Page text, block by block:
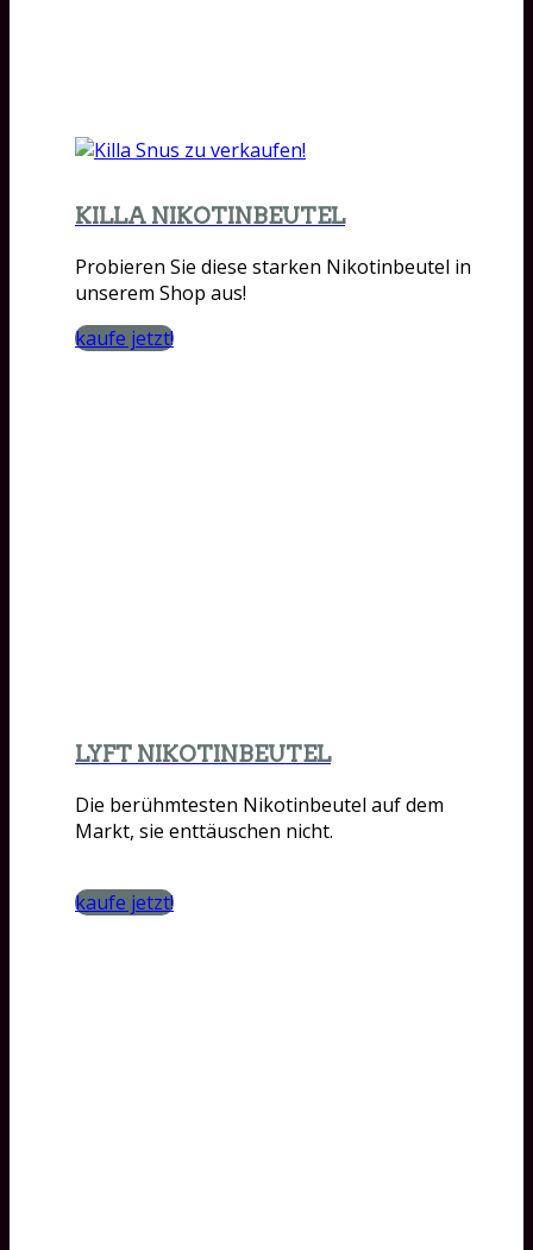
KILLA NIKOTINBEUTEL
Probieren Sie diese starken Nikotinbeutel in
unserem Shop aus!
kaufe jetzt!
LYFT NIKOTINBEUTEL
Die berühmtesten Nikotinbeutel auf dem
Markt, sie enttäuschen nicht.
kaufe jetzt!